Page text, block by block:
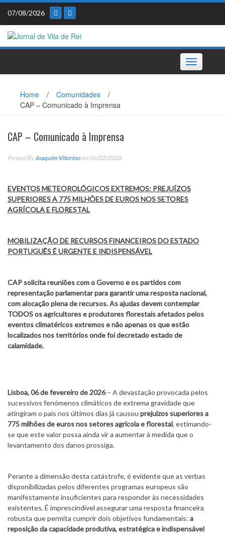
Skip
content
07/08/2026
Toggle
navigation
Home / Comunidades
/
CAP – Comunicado à Imprensa
CAP – Comunicado à Imprensa
Posted By Joaquim Vitorino on 06/02/2026
EVENTOS METEOROLÓGICOS EXTREMOS: PREJUÍZOS
SUPERIORES A 775 MILHÕES DE EUROS NOS SETORES
AGRÍCOLA E FLORESTAL
MOBILIZAÇÃO DE RECURSOS FINANCEIROS DO ESTADO
PORTUGUÊS É URGENTE E INDISPENSÁVEL
CAP solicita reuniões com o Governo e os partidos com
representação parlamentar para garantir uma resposta nacional,
com alocação plena de recursos. As ajudas devem contemplar
TODOS os agricultores e produtores florestais afetados pelos
eventos climatéricos extremos e não apenas os que estão
localizados nos territórios onde foi decretado estado de
calamidade.
Lisboa, 06 de fevereiro de 2026– A devastação provocada pelos
sucessivos fenómenos climáticos de extrema gravidade que
atingiram o país nos últimos dias já causou prejuízos superiores a
775 milhões de euros nos setores agrícola e florestal, estimando-
se que este valor possa ainda vir a aumentar à medida que o
levantamento dos danos prossiga.
Perante a dimensão desta catástrofe, é evidente que as verbas
disponibilizadas pelos diferentes programas europeus são
manifestamente insuficientes para responder às necessidades
existentes. É imprescindível assegurar uma resposta financeira
robusta que permita cumprir dois objetivos fundamentais: a
reposição da capacidade produtiva, estratégica e indispensável